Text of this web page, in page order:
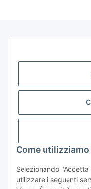
Come
Selezionando
utilizzare i seguenti
Storkower Straße 158
D-10407 Berlin
CONTATTO
Fax: +49 (0)30 555 70 70